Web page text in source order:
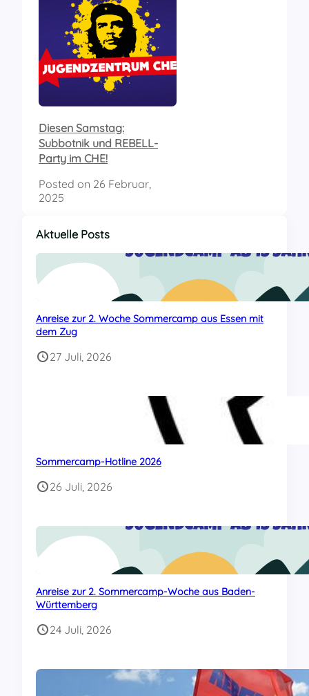
Diesen Samstag:
Subbotnik und REBELL-
Party im CHE!
Posted on 26 Februar,
2025
Aktuelle Posts
Anreise zur 2. Woche Sommercamp aus Essen mit
dem Zug
27 Juli, 2026
Sommercamp-Hotline 2026
26 Juli, 2026
Anreise zur 2. Sommercamp-Woche aus Baden-
Württemberg
24 Juli, 2026